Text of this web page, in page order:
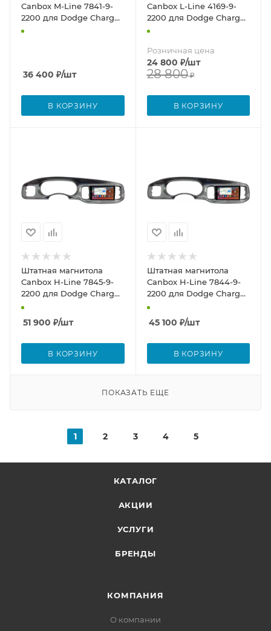
Canbox M-Line 7841-9-
2200 для Dodge Charger
7 2010-2014 (глянцевая,
36 400 ₽/шт
В КОРЗИНУ
Canbox L-Line 4169-9-
2200 для Dodge Charger
7 2010-2014 (глянцевая,
(4G-SIM, 2/32, TS18, DSP,
QLed)
Розничная цена
24 800 ₽/шт
28 800₽
В КОРЗИНУ
Штатная магнитола
Canbox H-Line 7845-9-
2200 для Dodge Charger
7 2010-2014 (глянцевая,
серая) на Android 10
(4G-SIM, 8/256, DSP,
51 900 ₽/шт
В КОРЗИНУ
Штатная магнитола
Canbox H-Line 7844-9-
2200 для Dodge Charger
7 2010-2014 (глянцевая,
серая) на Android 10
(4G-SIM, 6/128, DSP,
45 100 ₽/шт
В КОРЗИНУ
ПОКАЗАТЬ ЕЩЕ
1 2 3 4 5
КАТАЛОГ
АКЦИИ
УСЛУГИ
БРЕНДЫ
КОМПАНИЯ
О компании